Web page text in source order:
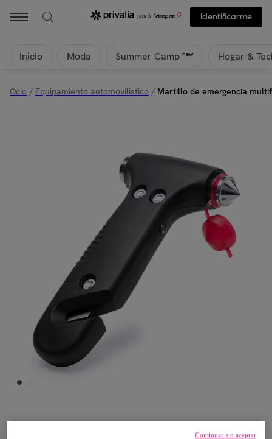
Identificarme
Inicio Moda Summer Camp new Hogar &
Ocio / Equipamiento automovilistico / Martillo de emergencia
Continuar sin aceptar